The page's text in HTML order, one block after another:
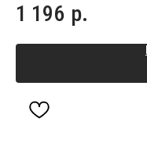
1 196 р.